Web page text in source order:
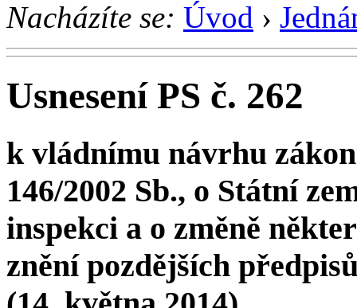
Nacházíte se: Úvod ›
Usnesení PS č. 262
k vládnímu návrhu
146/2002 Sb., o Státní
inspekci a o změně
znění pozdějších